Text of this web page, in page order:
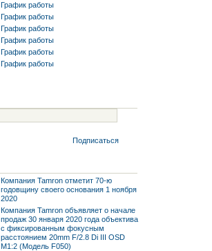
График работы
График работы
График работы
График работы
График работы
График работы
Подписаться
Компания Tamron отметит 70-ю
годовщину своего основания 1 ноября
2020
Компания Tamron объявляет о начале
продаж 30 января 2020 года объектива
с фиксированным фокусным
расстоянием 20mm F/2.8 Di III OSD
M1:2 (Модель F050)